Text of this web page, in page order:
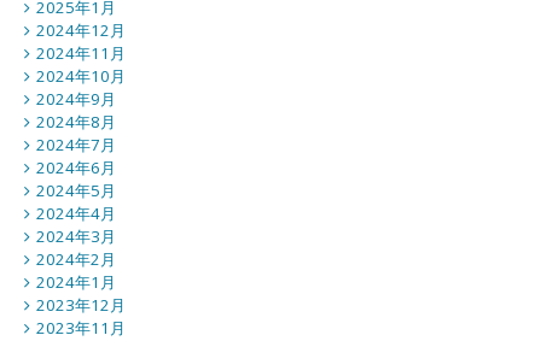
2025年1月
2024年12月
2024年11月
2024年10月
2024年9月
2024年8月
2024年7月
2024年6月
2024年5月
2024年4月
2024年3月
2024年2月
2024年1月
2023年12月
2023年11月